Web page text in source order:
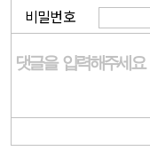
비밀번호